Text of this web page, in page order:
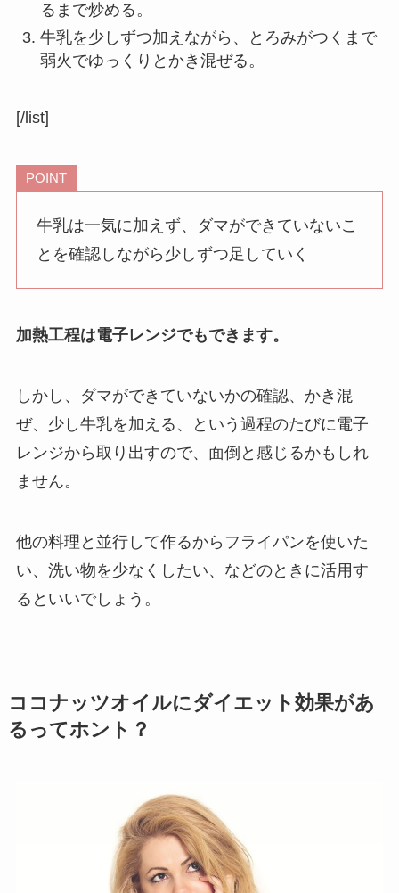
るまで炒める。
牛乳を少しずつ加えながら、とろみがつくまで
弱火でゆっくりとかき混ぜる。
[/list]
POINT
牛乳は一気に加えず、ダマができていないこ
とを確認しながら少しずつ足していく
加熱工程は電子レンジでもできます。
しかし、ダマができていないかの確認、かき混
ぜ、少し牛乳を加える、という過程のたびに電子
レンジから取り出すので、面倒と感じるかもしれ
ません。
他の料理と並行して作るからフライパンを使いた
い、洗い物を少なくしたい、などのときに活用す
るといいでしょう。
ココナッツオイルにダイエット効果があ
るってホント？